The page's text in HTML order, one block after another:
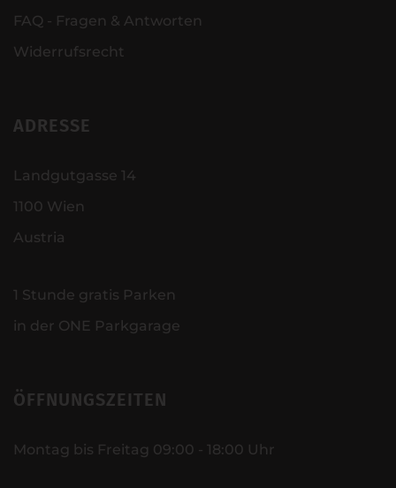
FAQ - Fragen & Antworten
Widerrufsrecht
ADRESSE
Landgutgasse 14
1100 Wien
Austria
1 Stunde gratis Parken
in der ONE Parkgarage
ÖFFNUNGSZEITEN
Montag bis Freitag 09:00 - 18:00 Uhr